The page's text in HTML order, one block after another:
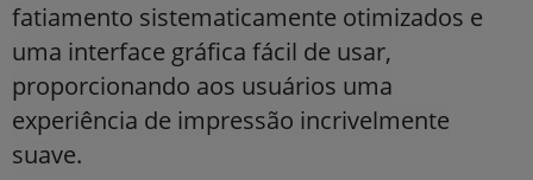
fatiamento sistematicamente otimizados e
uma interface gráfica fácil de usar,
proporcionando aos usuários uma
experiência de impressão incrivelmente
suave.